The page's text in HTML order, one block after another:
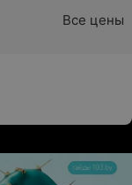
Все цены